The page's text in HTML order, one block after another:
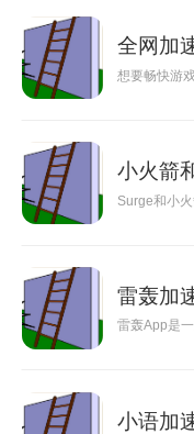
全网加
想要畅快游
小火箭
Surge和小
雷轰加
雷轰App是
小语加